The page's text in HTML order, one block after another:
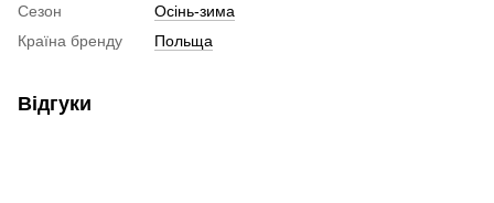
Сезон
Осінь-зима
Країна бренду
Польща
Відгуки